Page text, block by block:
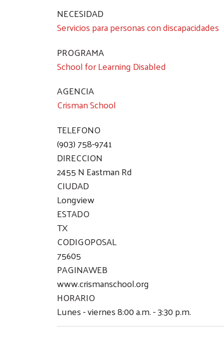
NECESIDAD
Servicios para personas con discapacidades
PROGRAMA
School for Learning Disabled
AGENCIA
Crisman School
TELEFONO
(903) 758-9741
DIRECCION
2455 N Eastman Rd
CIUDAD
Longview
ESTADO
TX
CODIGOPOSAL
75605
PAGINAWEB
www.crismanschool.org
HORARIO
Lunes - viernes 8:00 a.m. - 3:30 p.m.